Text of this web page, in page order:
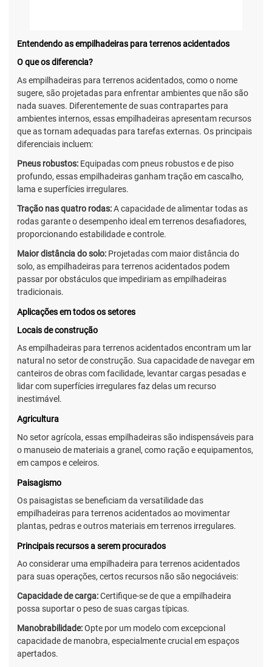
Entendendo as empilhadeiras para terrenos acidentados
O que os diferencia?
As empilhadeiras para terrenos acidentados, como o nome
sugere, são projetadas para enfrentar ambientes que não são
nada suaves. Diferentemente de suas contrapartes para
ambientes internos, essas empilhadeiras apresentam recursos
que as tornam adequadas para tarefas externas. Os principais
diferenciais incluem:
Pneus robustos: Equipadas com pneus robustos e de piso
profundo, essas empilhadeiras ganham tração em cascalho,
lama e superfícies irregulares.
Tração nas quatro rodas:A capacidade de alimentar todas as
rodas garante o desempenho ideal em terrenos desafiadores,
proporcionando estabilidade e controle.
Maior distância do solo: Projetadas com maior distância do
solo, as empilhadeiras para terrenos acidentados podem
passar por obstáculos que impediriam as empilhadeiras
tradicionais.
Aplicações em todos os setores
Locais de construção
As empilhadeiras para terrenos acidentados encontram um lar
natural no setor de construção. Sua capacidade de navegar em
canteiros de obras com facilidade, levantar cargas pesadas e
lidar com superfícies irregulares faz delas um recurso
inestimável.
Agricultura
No setor agrícola, essas empilhadeiras são indispensáveis para
o manuseio de materiais a granel, como ração e equipamentos,
em campos e celeiros.
Paisagismo
Os paisagistas se beneficiam da versatilidade das
empilhadeiras para terrenos acidentados ao movimentar
plantas, pedras e outros materiais em terrenos irregulares.
Principais recursos a serem procurados
Ao considerar uma empilhadeira para terrenos acidentados
para suas operações, certos recursos não são negociáveis:
Capacidade de carga:Certifique-se de que a empilhadeira
possa suportar o peso de suas cargas típicas.
Manobrabilidade:Opte por um modelo com excepcional
capacidade de manobra, especialmente crucial em espaços
apertados.